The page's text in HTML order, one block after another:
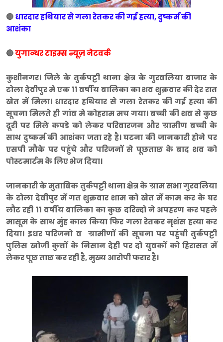
🔴धारदार हथियार से गला रेतकर की गई हत्या, दुष्कर्म की
आशंका
🔴युगान्धर टाइम्स न्यूज़ नेटवर्क
कुशीनगर। जिले के तुर्कपट्टी थाना क्षेत्र के गुरवलिया बाजार के
टोला देवीपुर मे एक 11 वर्षीय बालिका का शव शुक्रवार की देर रात
खेत में मिला। धारदार हथियार से गला रेतकर की गई हत्या की
सूचना मिलते ही गांव मे कोहराम मच गया। बच्ची की शव से कुछ
दूरी पर मिले कपडे को लेकर परिवारजन और ग्रामीण बच्ची के
साथ दुष्कर्म की आशंका जता रहे है। घटना की जानकारी होने पर
एसपी मौके पर पहुंचे और परिजनों से पूछताछ के बाद शव को
पोस्टमार्टम के लिए भेज दिया।
जानकारी के मुताबिक तुर्कपट्टी थाना क्षेत्र के ग्राम सभा गुरवलिया
के टोला देवीपुर में गत शुक्रवार शाम को खेत में काम कर के घर
लौट रही 11 वर्षीय बालिका का कुछ दरिन्दो ने अपहरण कर पहले
मासूम के साथ मुंह काल किया फिर गला रेतकर नृशंस हत्या कर
दिया। इधर परिजनो व ग्रामीणों की सूचना पर पहुंची तुर्कपट्टी
पुलिस खोजी कुत्तों के निसान देही पर दो युवकों को हिरासत में
लेकर पूछ ताछ कर रही है, मुख्य आरोपी फरार है।